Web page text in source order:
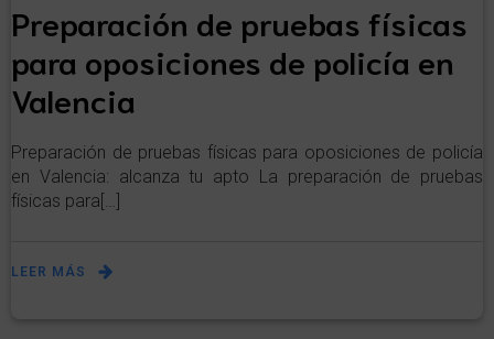
Preparación de pruebas físicas
para oposiciones de policía en
Valencia
Preparación de pruebas físicas para oposiciones de policía
en Valencia: alcanza tu apto La preparación de pruebas
físicas para[…]
LEER MÁS